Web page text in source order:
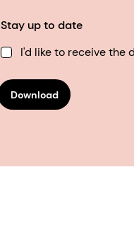
Stay up to date
I'd like to receive the
Download